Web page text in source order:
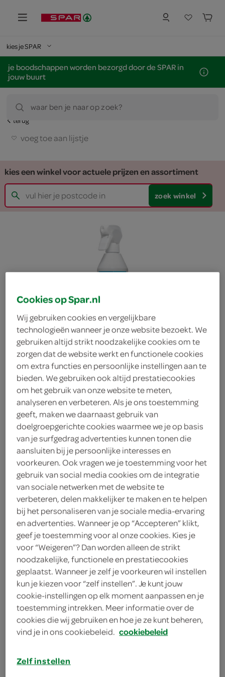
kies je SPAR
je boodschappen worden bezorgd door de SPAR in
jouw buurt
waar ben je naar op zoek?
terug
voeg toe aan lijstje
kies een winkel voor actuele prijzen en assortiment
zoek winkel
HG kalkweg 3x sterker
schuimspray
HG
8.
59
500 Milliliter
Let op: aanbiedingen zijn niet zichtbaar bij de
producten, maar worden wél automatisch
verwerkt in de winkelmand.
Cookies op Spar.nl
Wij gebruiken cookies en vergelijkbare
technologieën wanneer je onze website bezoekt. We
gebruiken altijd strikt noodzakelijke cookies om te
zorgen dat de website werkt en functionele cookies
om extra functies en persoonlijke instellingen aan te
bieden. We gebruiken ook altijd prestatiecookies
om het gebruik van onze website te meten,
analyseren en verbeteren. Als je ons toestemming
geeft, maken we daarnaast gebruik van
doelgroepgerichte cookies waarmee we je op basis
van je surfgedrag advertenties kunnen tonen die
aansluiten bij je persoonlijke interesses en
voorkeuren. Ook vragen we je toestemming voor het
gebruik van social media cookies om de integratie
van sociale netwerken met de website te
verbeteren, delen makkelijker te maken en te helpen
bij het personaliseren van je sociale media-ervaring
en advertenties. Wanneer je op “Accepteren” klikt,
geef je toestemming voor al onze cookies. Kies je
voor “Weigeren”? Dan worden alleen de strikt
noodzakelijke, functionele en prestatiecookies
geplaatst. Wanneer je zelf je voorkeuren wil instellen
kun je kiezen voor “zelf instellen”. Je kunt jouw
cookie-instellingen op elk moment aanpassen en je
toestemming intrekken. Meer informatie over de
cookies die wij gebruiken en hoe je ze kunt beheren,
vind je in ons cookiebeleid. cookiebeleid
Zelf instellen